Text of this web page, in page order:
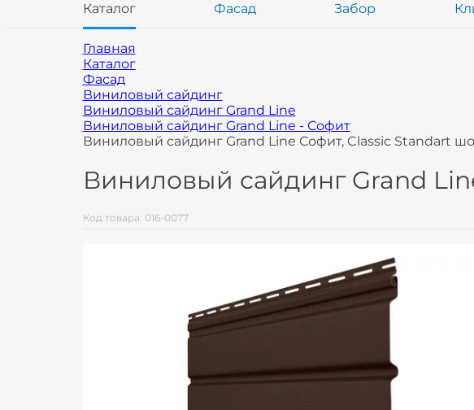
Каталог Фасад Забор
Главная
Каталог
Фасад
Виниловый сайдинг
Виниловый сайдинг Grand Line
Виниловый сайдинг Grand Line - Софит
Виниловый сайдинг Grand Line Софит, Classic Standart
Виниловый сайдинг Grand
Код товара: 016-0077